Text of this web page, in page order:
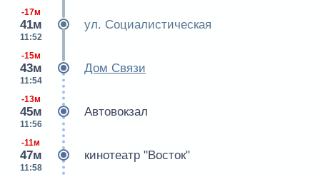
-17м
41м
11:52
ул. Социалистическая
-15м
43м
11:54
Дом Связи
-13м
45м
11:56
Автовокзал
-11м
47м
11:58
кинотеатр "Восток"